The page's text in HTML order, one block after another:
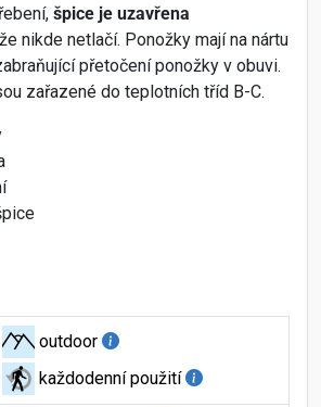
špice je uzavřena
nikde netlačí. Ponožky mají na nártu
přetočení ponožky v obuvi.
zařazené do teplotních tříd B-C.
outdoor
každodenní použití